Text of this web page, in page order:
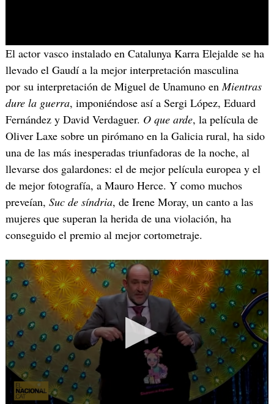
El actor vasco instalado en Catalunya Karra Elejalde se ha
llevado el Gaudí a la mejor interpretación masculina
por su interpretación de Miguel de Unamuno enMientras
dure la guerra, imponiéndose así a Sergi López, Eduard
Fernández y David Verdaguer. O que arde, la película de
Oliver Laxe sobre un pirómano en la Galicia rural, ha sido
una de las más inesperadas triunfadoras de la noche, al
llevarse dos galardones: el de mejor película europea y el
de mejor fotografía, a Mauro Herce. Y como muchos
preveían, Suc de síndria, de Irene Moray, un canto a las
mujeres que superan la herida de una violación, ha
conseguido el premio al mejor cortometraje.